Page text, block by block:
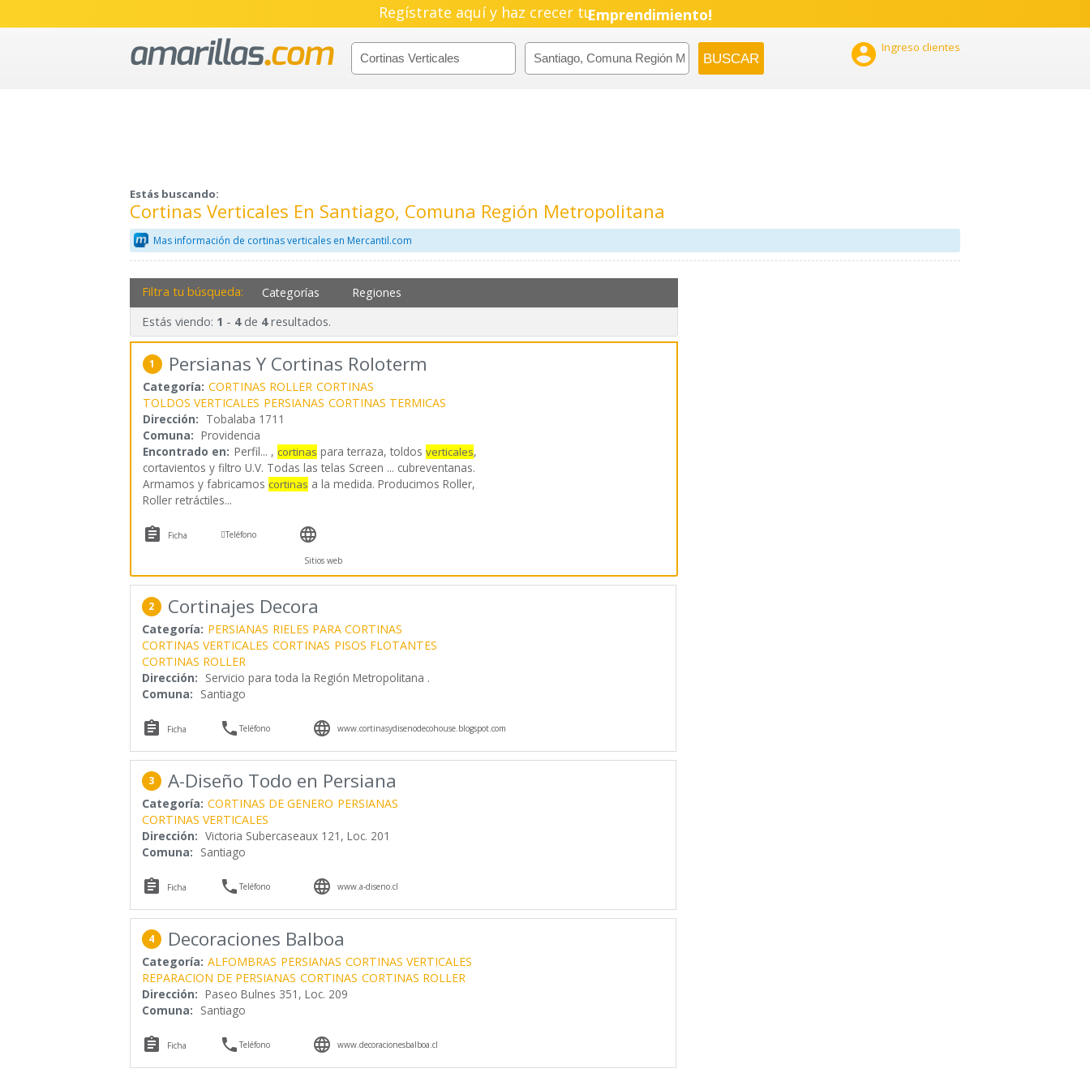
Regístrate aquí y haz crecer tuEmprendimiento!
 Ingreso clientes
Estás buscando:
Cortinas Verticales En Santiago, Comuna Región Metropolitana
Mas información de cortinas verticales en Mercantil.com
Filtra tu búsqueda: Categorías Regiones
Estás viendo: 1 - 4de 4resultados.
1 Persianas Y Cortinas Roloterm
Categoría: CORTINAS ROLLER CORTINAS
TOLDOS VERTICALES PERSIANAS CORTINAS TERMICAS
Dirección: Tobalaba 1711
Comuna: Providencia
Encontrado en: Perfil... , cortinas para terraza, toldos verticales,
cortavientos y filtro U.V. Todas las telas Screen ... cubreventanas.
Armamos y fabricamos cortinas a la medida. Producimos Roller,
Roller retráctiles...
 Ficha Teléfono 
Sitios web
2 Cortinajes Decora
Categoría: PERSIANAS RIELES PARA CORTINAS
CORTINAS VERTICALES CORTINAS PISOS FLOTANTES
CORTINAS ROLLER
Dirección: Servicio para toda la Región Metropolitana .
Comuna: Santiago
 Ficha Teléfono  www.cortinasydisenodecohouse.blogspot.com
3 A-Diseño Todo en Persiana
Categoría: CORTINAS DE GENERO PERSIANAS
CORTINAS VERTICALES
Dirección: Victoria Subercaseaux 121, Loc. 201
Comuna: Santiago
 Ficha Teléfono  www.a-diseno.cl
4 Decoraciones Balboa
Categoría: ALFOMBRAS PERSIANAS CORTINAS VERTICALES
REPARACION DE PERSIANAS CORTINAS CORTINAS ROLLER
Dirección: Paseo Bulnes 351, Loc. 209
Comuna: Santiago
 Ficha Teléfono  www.decoracionesbalboa.cl